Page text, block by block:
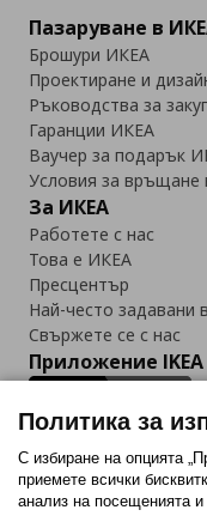
Пазаруване в
Брошури ИКЕА
Проектиране и
Ръководства за
Гаранции ИКЕА
Ваучер за подарък
Условия за връщане
За ИКЕА
Работете с нас
Това е ИКЕА
Пресцентър
Най-често задавани
Свържете се с нас
Приложение
Последвайте ни:
Политика за
С избиране на опцията
приемете всички
анализ на посещенията